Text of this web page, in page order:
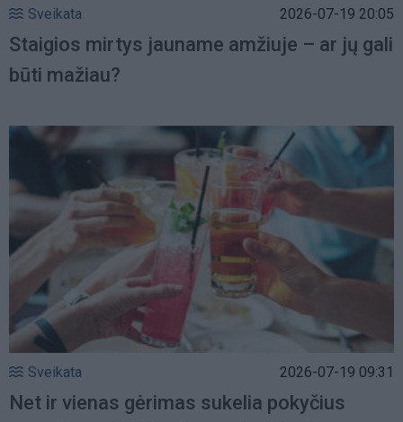
Sveikata 2026-07-19 20:05
Staigios mirtys jauname amžiuje – ar jų gali
būti mažiau?
Sveikata 2026-07-19 09:31
Net ir vienas gėrimas sukelia pokyčius